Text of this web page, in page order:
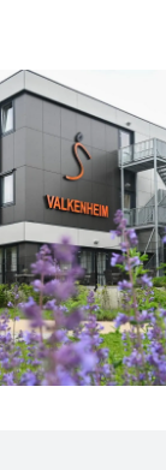
jaar stond er
over
vinden
fijne sfeer waarin